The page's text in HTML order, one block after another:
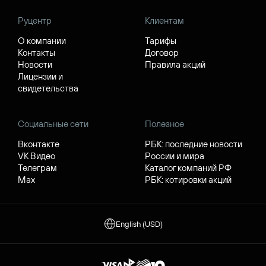
Руцентр
О компании
Контакты
Новости
Лицензии и
свидетельства
Клиентам
Тарифы
Договор
Правила акций
Социальные сети
Вконтакте
VK Видео
Телеграм
Max
Полезное
РБК: последние новости
России и мира
Каталог компаний РФ
РБК: котировки акций
English (USD)